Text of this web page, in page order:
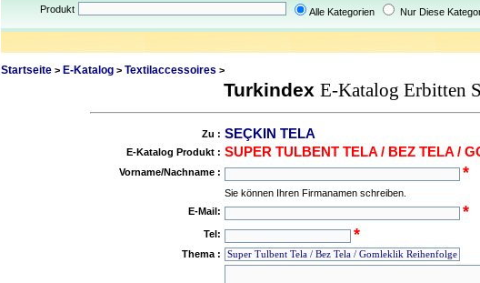
Produkt Alle Kategorien Nur Diese
Startseite > E-Katalog> Textilaccessoires >
Turkindex E-Katalog Erbitten
Zu : SEÇKIN TELA
E-Katalog Produkt : SUPER TULBENT TELA / BEZ TELA /
Vorname/Nachname : *
Sie können Ihren Firmanamen schreiben.
E-Mail:
*
Tel: *
Thema :